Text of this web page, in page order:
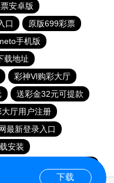
安卓版
口
原版699彩票
手机版
载地址
彩神Vl购彩大厅
送彩金32元可提款
厅用户注册
最新登录入口
安装
下载